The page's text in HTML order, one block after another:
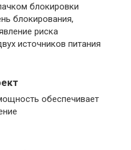
блокировки
блокирования,
риска
источников питания
обеспечивает